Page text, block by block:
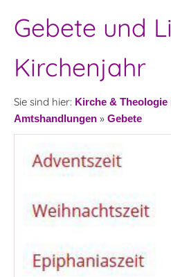
Gebete und
Kirchenjahr
Sie sind hier: Kirche & Theologie
Amtshandlungen » Gebete